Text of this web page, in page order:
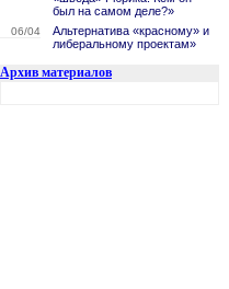
был на самом деле?»
06/04
Альтернатива «красному» и
либеральному проектам»
Архив материалов